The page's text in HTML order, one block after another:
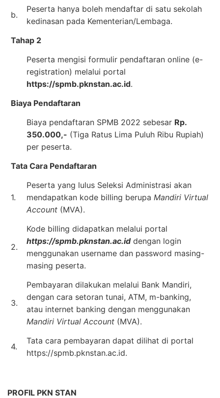
b.
Peserta hanya boleh mendaftar di satu sekolah
kedinasan pada Kementerian/Lembaga.
Tahap 2
Peserta mengisi formulir pendaftaran online (e-
registration) melalui portal
https://spmb.pknstan.ac.id.
Biaya Pendaftaran
Biaya pendaftaran SPMB 2022 sebesar Rp.
350.000,- (Tiga Ratus Lima Puluh Ribu Rupiah)
per peserta.
Tata Cara Pendaftaran
1.
Peserta yang lulus Seleksi Administrasi akan
mendapatkan kode billing berupa Mandiri Virtual
Account (MVA).
2.
Kode billing didapatkan melalui portal
https://spmb.pknstan.ac.iddengan login
menggunakan username dan password masing-
masing peserta.
3.
Pembayaran dilakukan melalui Bank Mandiri,
dengan cara setoran tunai, ATM, m-banking,
atau internet banking dengan menggunakan
Mandiri Virtual Account (MVA).
4.
Tata cara pembayaran dapat dilihat di portal
https://spmb.pknstan.ac.id.
PROFIL PKN STAN